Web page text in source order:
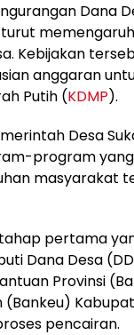
Dana
Kebijakan
anggaran
Putih (KDMP).
Desa
program
masyarakat
pertama
Dana Desa
Provinsi
(Bankeu)
pencairan.